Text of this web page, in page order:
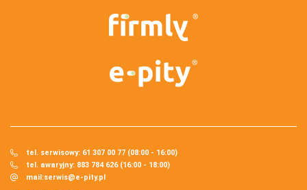
tel. serwisowy: 61 307 00 77 (08:00 - 16:00)
tel. awaryjny: 883 784 626 (16:00 - 18:00)
mail:serwis@e-pity.pl